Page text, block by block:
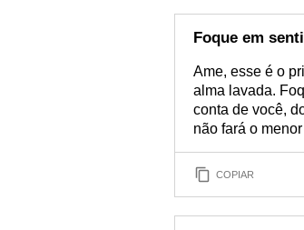
Foque em
Ame, esse é o
alma lavada.
conta de você,
não fará o
COPIAR